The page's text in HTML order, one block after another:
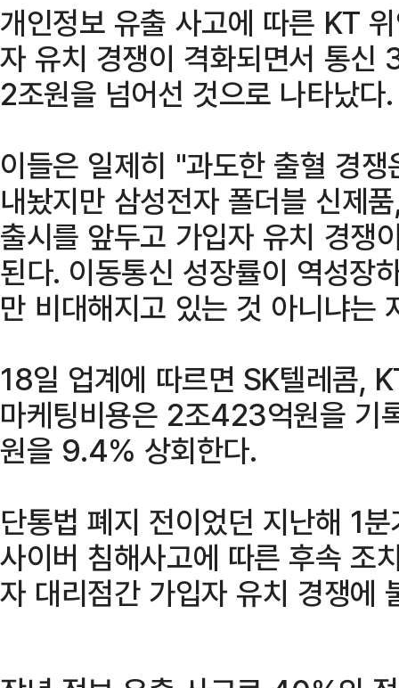
개인정보 유출 사고에 따른 KT
자 유치 경쟁이 격화되면서 통신
2조원을 넘어선 것으로 나타났다.
이들은 일제히 "과도한 출혈 경
내놨지만 삼성전자 폴더블 신제
출시를 앞두고 가입자 유치 경쟁
된다. 이동통신 성장률이 역성장
만 비대해지고 있는 것 아니냐는
18일 업계에 따르면 SK텔레콤,
마케팅비용은 2조423억원을
원을 9.4% 상회한다.
단통법 폐지 전이었던 지난해 1
사이버 침해사고에 따른 후속 조
자 대리점간 가입자 유치 경쟁에